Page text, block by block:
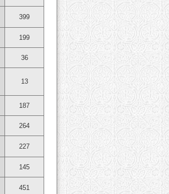
399
199
36
13
187
264
227
145
451